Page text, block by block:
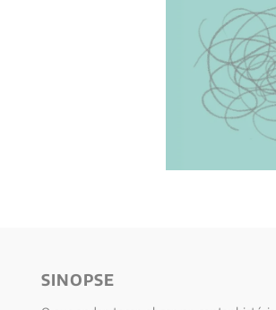
SINOPSE